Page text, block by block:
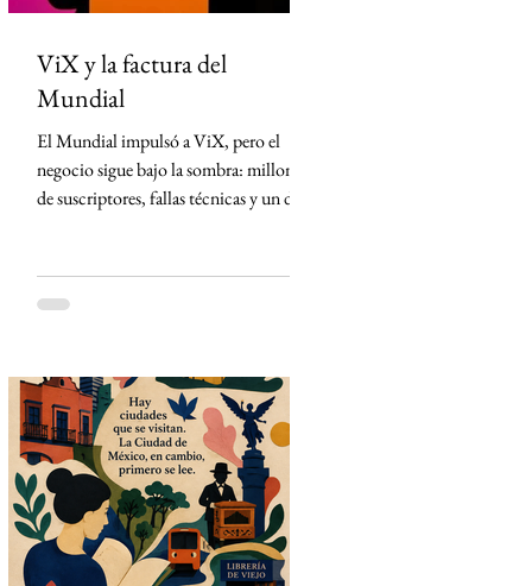
ViX y la factura del
Mundial
El Mundial impulsó a ViX, pero el
negocio sigue bajo la sombra: millones
de suscriptores, fallas técnicas y un dato
representó la mayor apuesta de
TelevisaUnivision desde el lanzamiento
valioso: los derechos exclusivos para
transmitir por streaming los 104
partidos del torneo en México. La
estrategia parecía impecable: convertir
el evento deportivo